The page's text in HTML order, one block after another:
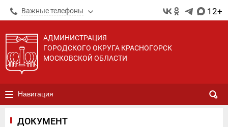
Важные телефоны 12+
АДМИНИСТРАЦИЯ
ГОРОДСКОГО ОКРУГА КРАСНОГОРСК
МОСКОВСКОЙ ОБЛАСТИ
Навигация
ДОКУМЕНТ